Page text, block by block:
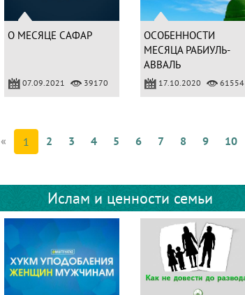
О МЕСЯЦЕ САФАР
07.09.2021 39170
ОСОБЕННОСТИ
МЕСЯЦА РАБИУЛЬ-
АВВАЛЬ
17.10.2020 61554
« 1 2 3 4 5 6 7 8 9 10
Ислам и ценности семьи